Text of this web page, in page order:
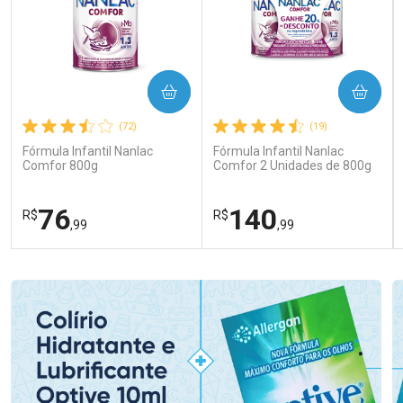
(72)
Fórmula Infantil Nanlac
Comfor 800g
R$76,99
COMPRAR
(19)
Fórmula Infantil Nanlac
Comfor 2 Unidades de 800g
R$140,99
COMPRAR
Laboratório
Por Menos